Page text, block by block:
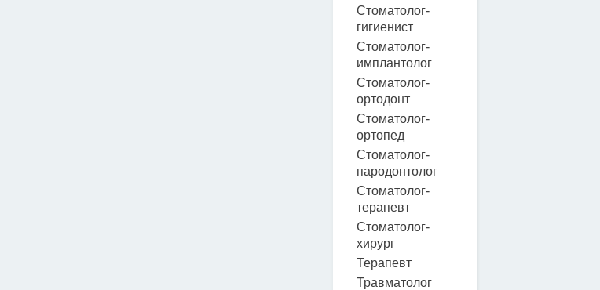
Стоматолог-
гигиенист
Стоматолог-
имплантолог
Стоматолог-
ортодонт
Стоматолог-
ортопед
Стоматолог-
пародонтолог
Стоматолог-
терапевт
Стоматолог-
хирург
Терапевт
Травматолог